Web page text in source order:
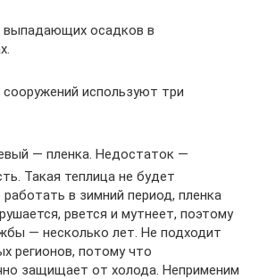
выпадающих осадков в
используют три
— пленка. Недостаток —
Такая теплица не будет
в зимний период, пленка
рвется и мутнеет, поэтому
— несколько лет. Не подходит
регионов, потому что
защищает от холода. Неприменим